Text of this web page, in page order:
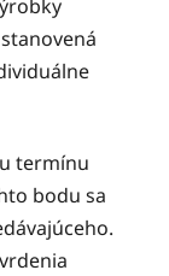
termínu
bodu sa